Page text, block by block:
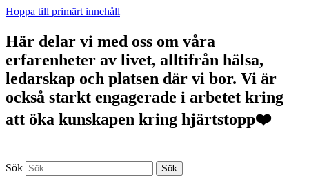
Hoppa till primärt innehåll
Här delar vi med oss om våra
erfarenheter av livet, alltifrån hälsa,
ledarskap och platsen där vi bor. Vi är
också starkt engagerade i arbetet kring
att öka kunskapen kring hjärtstopp❤️
Sök